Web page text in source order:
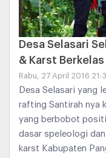
Desa Selasari
& Karst Berkelas
Rabu, 27 April 2016
Desa Selasari yang
rafting Santirah nya
yang berbobot
dasar speleologi
karst Kabupaten